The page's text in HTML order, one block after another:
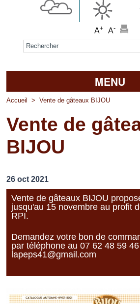
A+ A-
Formulaire de recherche
MENU
Accueil
La mairie
Découvrir Pierrefitte
Vos professionnels
Loisirs
Accueil > Vente de gâteaux BIJOU
Vente de
BIJOU
26 oct 2021
Vente de gâteaux BIJOU
jusqu'au 15 novembre au profit
RPI.
Demandez votre bon de
par téléphone au 07 62 48 59
lapeps41@gmail.com